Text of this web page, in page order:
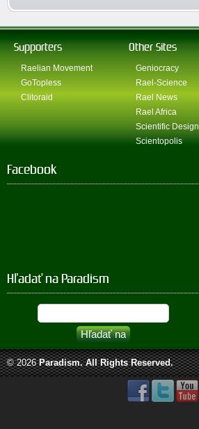
Supporters
Raelian Movement
GoTopless
Clitoraid
Other Sites
Geniocracy
Rael-Science
Rael News
Rael Africa
Scientific Design
Scientopolis
Facebook
Hľadať na Paradism
© 2026Paradism. All Rights Reserved.